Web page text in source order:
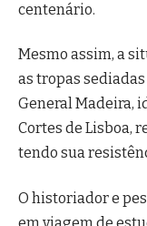
centenário.
Mesmo assim, a
as tropas
General Madeira,
Cortes de Lisboa,
tendo sua
O historiador e
em viagem de